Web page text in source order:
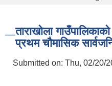
ताराखोला
प्रथम चौमासिक
Submitted on: Thu, 02/20/